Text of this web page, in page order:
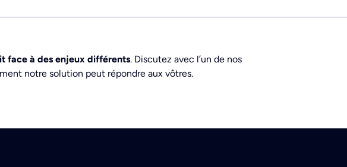
face à des enjeux différents. Discutez avec l’un de nos
notre solution peut répondre aux vôtres.